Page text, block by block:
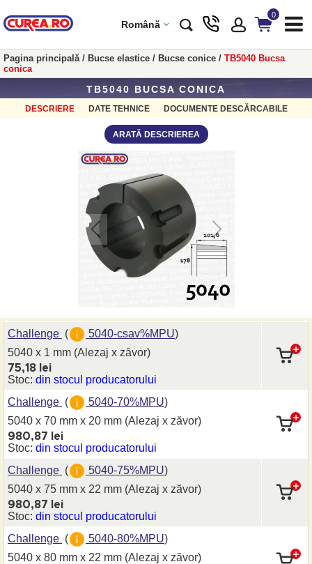
Română
0
Pagina principală/ Bucse elastice / Bucse conice / TB5040 Bucsa
conica
TB5040 BUCSA CONICA
DESCRIERE DATE TEHNICE DOCUMENTE DESCĂRCABILE
ARATĂ DESCRIEREA
Challenge ( 5040-csav%MPU)
5040 x 1 mm (Alezaj x zăvor)
75,18 lei
Stoc: din stocul producatorului
Challenge ( 5040-70%MPU)
5040 x 70 mm x 20 mm (Alezaj x zăvor)
980,87 lei
Stoc: din stocul producatorului
Challenge ( 5040-75%MPU)
5040 x 75 mm x 22 mm (Alezaj x zăvor)
980,87 lei
Stoc: din stocul producatorului
Challenge ( 5040-80%MPU)
5040 x 80 mm x 22 mm (Alezaj x zăvor)